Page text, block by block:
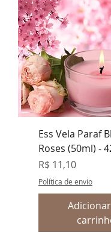
Ess Vela Paraf
Roses (50ml) -
Preço
R$ 11,10
Política de envio